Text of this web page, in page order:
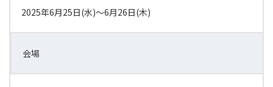
2025年6月25日(水)～6月26日(木)
会場